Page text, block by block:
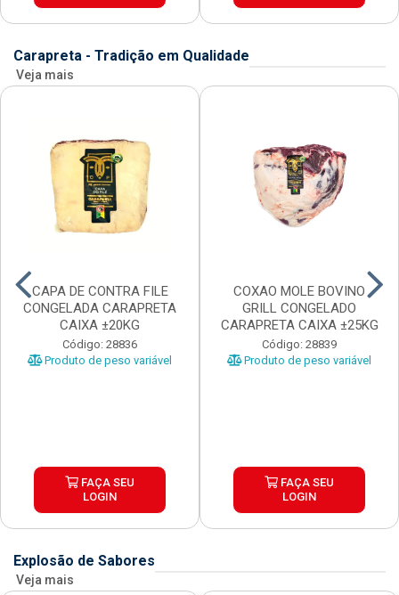
Carapreta - Tradição em Qualidade
Veja mais
CAPA DE CONTRA FILE
CONGELADA CARAPRETA
CAIXA ±20KG
Código: 28836
Produto de peso variável
FAÇA SEU
LOGIN
COXAO MOLE BOVINO
GRILL CONGELADO
CARAPRETA CAIXA ±25KG
Código: 28839
Produto de peso variável
FAÇA SEU
LOGIN
Explosão de Sabores
Veja mais